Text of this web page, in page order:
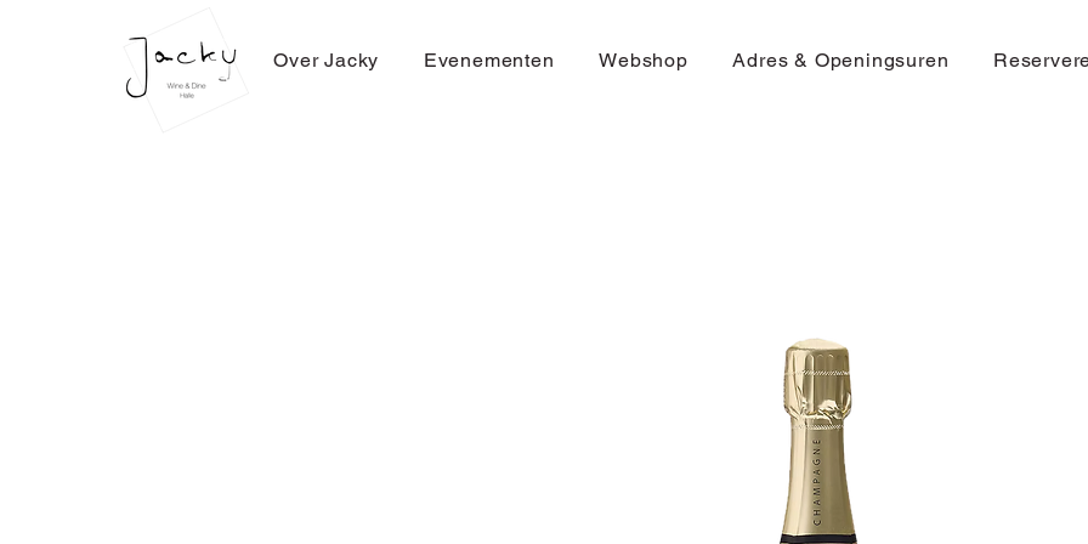
Over Jacky Evenementen Webshop Adres & Openingsuren